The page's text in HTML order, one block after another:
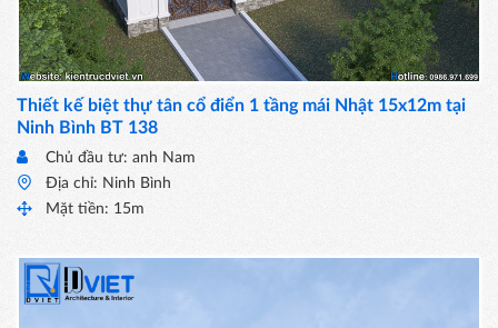
Thiết kế biệt thự tân cổ điển 1 tầng mái Nhật 15x12m tại
Ninh Bình BT 138
Chủ đầu tư: anh Nam
Địa chỉ: Ninh Bình
Mặt tiền: 15m